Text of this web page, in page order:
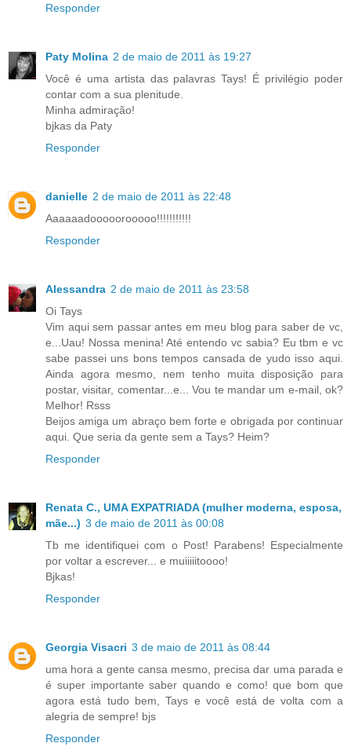
Responder
Paty Molina 2 de maio de 2011 às 19:27
Você é uma artista das palavras Tays! É privilégio poder
contar com a sua plenitude.
Minha admiração!
bjkas da Paty
Responder
danielle 2 de maio de 2011 às 22:48
Aaaaaadooooorooooo!!!!!!!!!!!
Responder
Alessandra 2 de maio de 2011 às 23:58
Oi Tays
Vim aqui sem passar antes em meu blog para saber de vc,
e...Uau! Nossa menina! Até entendo vc sabia? Eu tbm e vc
sabe passei uns bons tempos cansada de yudo isso aqui.
Ainda agora mesmo, nem tenho muita disposição para
postar, visitar, comentar...e... Vou te mandar um e-mail, ok?
Melhor! Rsss
Beijos amiga um abraço bem forte e obrigada por continuar
aqui. Que seria da gente sem a Tays? Heim?
Responder
Renata C., UMA EXPATRIADA (mulher moderna, esposa,
mãe...) 3 de maio de 2011 às 00:08
Tb me identifiquei com o Post! Parabens! Especialmente
por voltar a escrever... e muiiiiitoooo!
Bjkas!
Responder
Georgia Visacri 3 de maio de 2011 às 08:44
uma hora a gente cansa mesmo, precisa dar uma parada e
é super importante saber quando e como! que bom que
agora está tudo bem, Tays e você está de volta com a
alegria de sempre! bjs
Responder